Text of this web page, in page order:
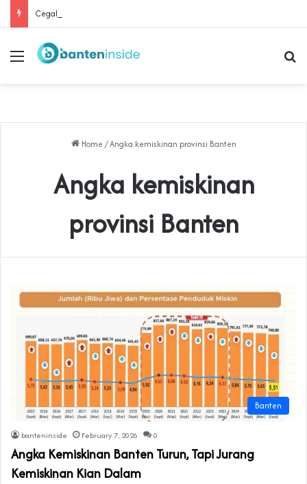
Menu
Home / Angka kemiskinan provinsi Banten
Angka kemiskinan
provinsi Banten
Banten
banteninside February 7, 2026 0
Angka Kemiskinan Banten Turun, Tapi Jurang
Kemiskinan Kian Dalam